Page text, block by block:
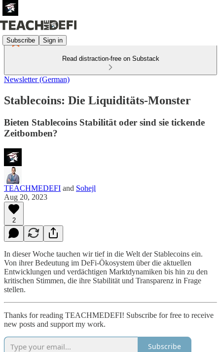
Subscribe Sign in
Read distraction-free on Substack
Newsletter (German)
Stablecoins: Die Liquiditäts-Monster
Bieten Stablecoins Stabilität oder sind sie tickende
Zeitbomben?
TEACHMEDEFI and Sohejl
Aug 20, 2023
2
In dieser Woche tauchen wir tief in die Welt der Stablecoins ein.
Von ihrer Bedeutung im DeFi-Ökosystem über die aktuellen
Entwicklungen und verdächtigen Marktdynamiken bis hin zu den
kritischen Stimmen, die ihre Stabilität und Transparenz in Frage
stellen.
Thanks for reading TEACHMEDEFI! Subscribe for free to receive
new posts and support my work.
Subscribe